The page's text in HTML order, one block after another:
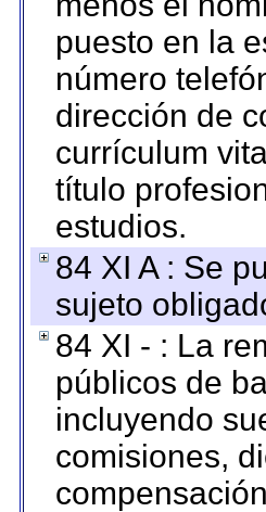
puesto en la
número
dirección de
currículum
título
estudios.
84 XI A : Se
sujeto
84 XI - : La
públicos de
incluyendo
comisiones,